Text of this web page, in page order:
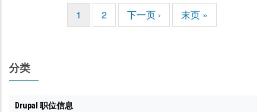
当
前
1
页
面
2
下
一
下一页 ›
末
页
末页 »
分类
Drupal 职位信息